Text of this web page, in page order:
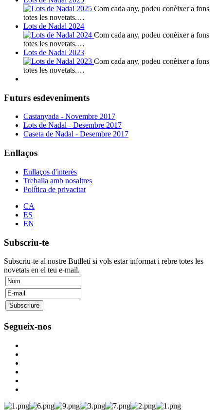
Com cada any, podeu conèixer a fons
totes les novetats.…
Lots de Nadal 2024
Com cada any, podeu conèixer a fons
totes les novetats.…
Lots de Nadal 2023
Com cada any, podeu conèixer a fons
totes les novetats.…
Futurs esdeveniments
Castanyada - Novembre 2017
Lots de Nadal - Desembre 2017
Caseta de Nadal - Desembre 2017
Enllaços
Enllaços d'interès
Treballa amb nosaltres
Política de privacitat
CA
ES
EN
Subscriu-te
Subscriu-te al nostre Butlletí si vols estar informat i rebre totes les
novetats en el teu e-mail.
Segueix-nos